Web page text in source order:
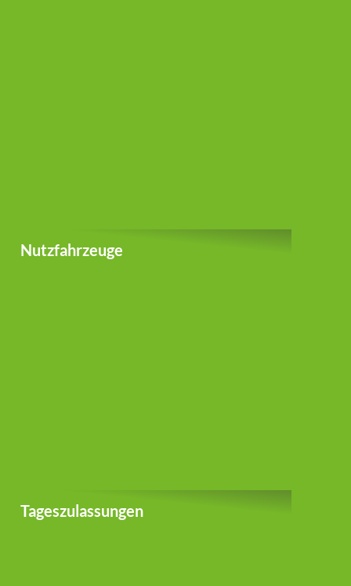
Nutzfahrzeuge
Tageszulassungen